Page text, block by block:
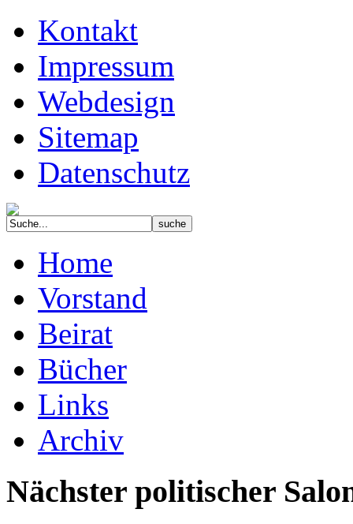
Kontakt
Impressum
Webdesign
Sitemap
Datenschutz
Home
Vorstand
Beirat
Bücher
Links
Archiv
Nächster politischer